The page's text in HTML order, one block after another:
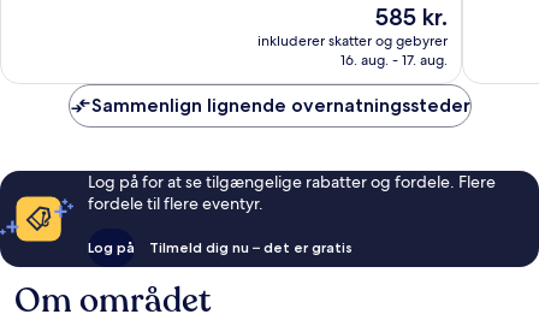
anmeldelser
Prisen
er
585 kr.
585 kr.
inkluderer skatter og gebyrer
16. aug. - 17. aug.
Sammenlign lignende overnatningssteder
Log på for at se tilgængelige rabatter og fordele. Flere
fordele til flere eventyr.
Log på Tilmeld dig nu – det er gratis
Om området